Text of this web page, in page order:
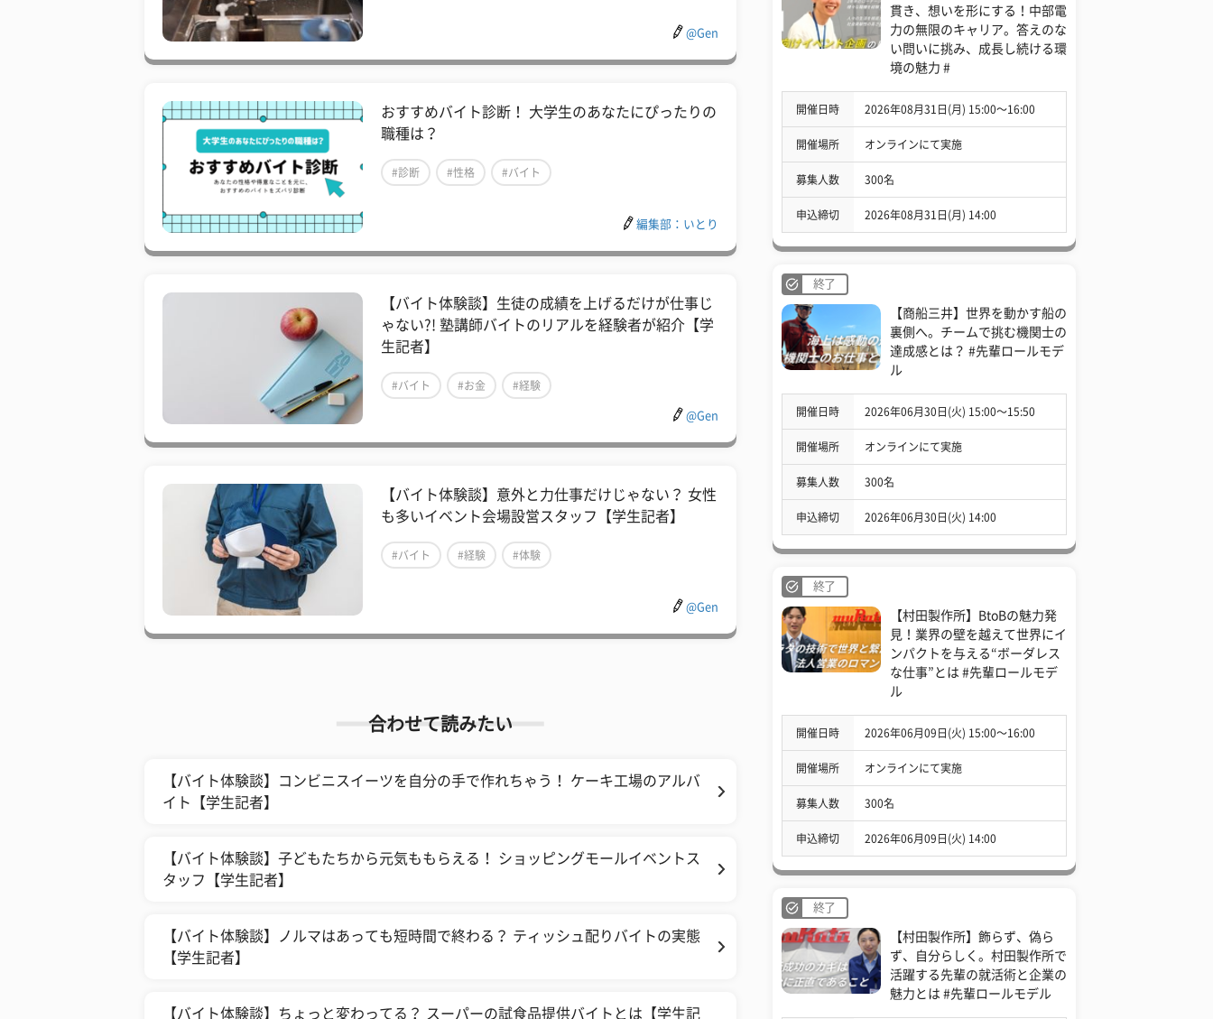
@Gen
おすすめバイト診断！ 大学生のあなたにぴったりの
職種は？
#診断 #性格 #バイト
編集部：いとり
【バイト体験談】生徒の成績を上げるだけが仕事じ
ゃない?! 塾講師バイトのリアルを経験者が紹介【学
生記者】
#バイト #お金 #経験
@Gen
【バイト体験談】意外と力仕事だけじゃない？ 女性
も多いイベント会場設営スタッフ【学生記者】
#バイト #経験 #体験
@Gen
合わせて読みたい
【バイト体験談】コンビニスイーツを自分の手で作れちゃう！ ケーキ工場のアルバ
イト【学生記者】
【バイト体験談】子どもたちから元気ももらえる！ ショッピングモールイベントス
タッフ【学生記者】
【バイト体験談】ノルマはあっても短時間で終わる？ ティッシュ配りバイトの実態
【学生記者】
【バイト体験談】ちょっと変わってる？ スーパーの試食品提供バイトとは【学生記
貫き、想いを形にする！中部電
力の無限のキャリア。答えのな
い問いに挑み、成長し続ける環
境の魅力 #
開催日時 2026年08月31日(月) 15:00〜16:00
開催場所 オンラインにて実施
募集人数 300名
申込締切 2026年08月31日(月) 14:00
終了
【商船三井】世界を動かす船の
裏側へ。チームで挑む機関士の
達成感とは？ #先輩ロールモデ
ル
開催日時 2026年06月30日(火) 15:00〜15:50
開催場所 オンラインにて実施
募集人数 300名
申込締切 2026年06月30日(火) 14:00
終了
【村田製作所】BtoBの魅力発
見！業界の壁を越えて世界にイ
ンパクトを与える“ボーダレス
な仕事”とは #先輩ロールモデ
ル
開催日時 2026年06月09日(火) 15:00〜16:00
開催場所 オンラインにて実施
募集人数 300名
申込締切 2026年06月09日(火) 14:00
終了
【村田製作所】飾らず、偽ら
ず、自分らしく。村田製作所で
活躍する先輩の就活術と企業の
魅力とは #先輩ロールモデル